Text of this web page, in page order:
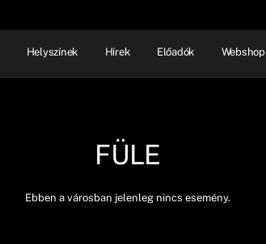
Helyszínek Hírek Előadók Webshop
FÜLE
Ebben a városban jelenleg nincs esemény.